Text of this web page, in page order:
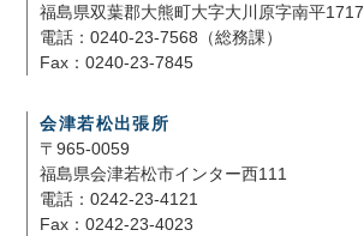
福島県双葉郡大熊町大字大川原字南平1717
電話：0240-23-7568（総務課）
Fax：0240-23-7845
会津若松出張所
〒965-0059
福島県会津若松市インター西111
電話：0242-23-4121
Fax：0242-23-4023